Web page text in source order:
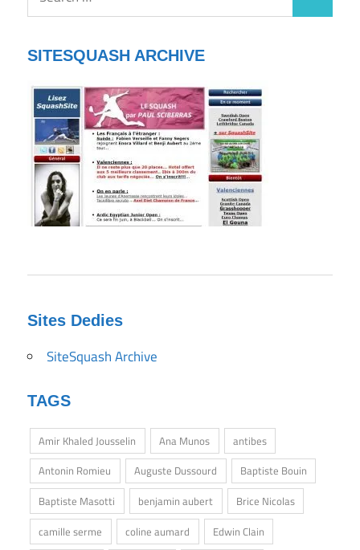
SITESQUASH ARCHIVE
Sites Dedies
SiteSquash Archive
TAGS
Amir Khaled Jousselin Ana Munos
antibes
Antonin Romieu
Auguste Dussourd
Baptiste Bouin
Baptiste Masotti
benjamin aubert
Brice Nicolas
camille serme
coline aumard
Edwin Clain